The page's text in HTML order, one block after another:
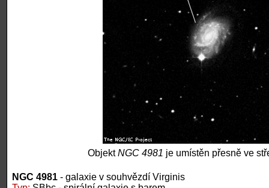
ObjektNGC 4981 je umístěn přesně ve
NGC 4981 - galaxie v souhvězdí Virginis